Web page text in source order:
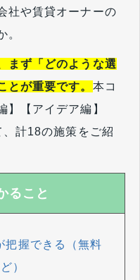
社や賃貸オーナーの
。
まず「どのような選
とが重要です。 本コ
】【アイデア編】
、計18の施策をご紹
ること
把握できる（無料
）